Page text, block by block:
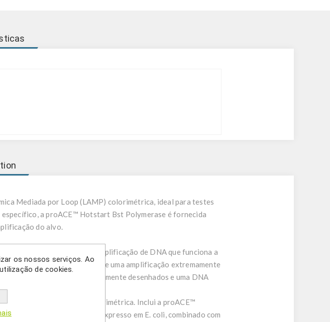
Mediada por Loop (LAMP) colorimétrica, ideal para testes
a proACE™ Hotstart Bst Polymerase é fornecida
do alvo.
um método poderoso de amplificação de DNA que funciona a
de um termociclador. Permite uma amplificação extremamente
4 a 6 primers especialmente desenhados e uma DNA
Mediada por Loop colorimétrica. Inclui a proACE™
stearothermophilus, expresso em E. coli, combinado com
os nossos serviços. Ao
de cookies.